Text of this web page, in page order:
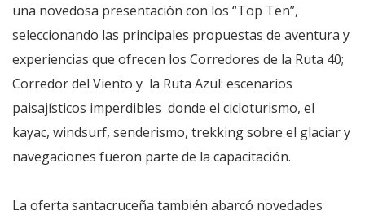
una novedosa presentación con los “Top Ten”,
seleccionando las principales propuestas de aventura y
experiencias que ofrecen los Corredores de la Ruta 40;
Corredor del Viento y la Ruta Azul: escenarios
paisajísticos imperdibles donde el cicloturismo, el
kayac, windsurf, senderismo, trekking sobre el glaciar y
navegaciones fueron parte de la capacitación.
La oferta santacruceña también abarcó novedades